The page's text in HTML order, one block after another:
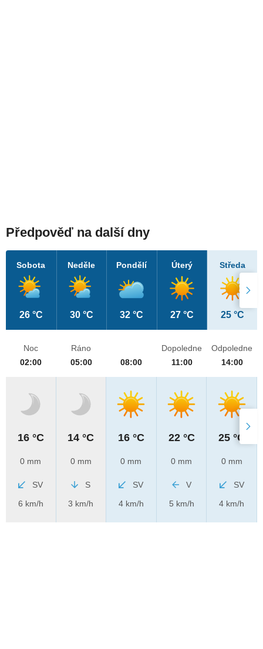
Předpověď na další dny
Sobota
26 °C
Neděle
30 °C
Pondělí
32 °C
Úterý
27 °C
Středa
25 °C
Noc
02:00
16 °C
0 mm
SV
6 km/h
Ráno
05:00
14 °C
0 mm
S
3 km/h
08:00
16 °C
0 mm
SV
4 km/h
Dopoledne
11:00
22 °C
0 mm
V
5 km/h
Odpoledne
14:00
25 °C
0 mm
SV
4 km/h